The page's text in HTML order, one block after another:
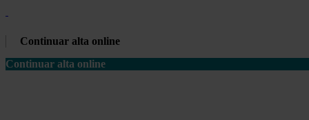
Continuar alta online
Continuar alta online